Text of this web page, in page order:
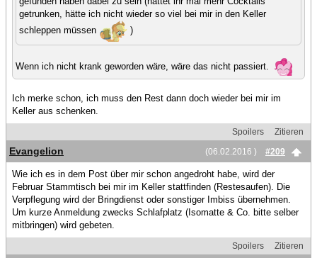
getrunken, hätte ich nicht wieder so viel bei mir in den Keller
schleppen müssen
)
Wenn ich nicht krank geworden wäre, wäre das nicht passiert.
Ich merke schon, ich muss den Rest dann doch wieder bei mir im
Keller aus schenken.
Spoilers
Zitieren
(06.02.2016 )
#209
Evangelion
Wie ich es in dem Post über mir schon angedroht habe, wird der
Februar Stammtisch bei mir im Keller stattfinden (Restesaufen). Die
Verpflegung wird der Bringdienst oder sonstiger Imbiss übernehmen.
Um kurze Anmeldung zwecks Schlafplatz (Isomatte & Co. bitte selber
mitbringen) wird gebeten.
Spoilers
Zitieren